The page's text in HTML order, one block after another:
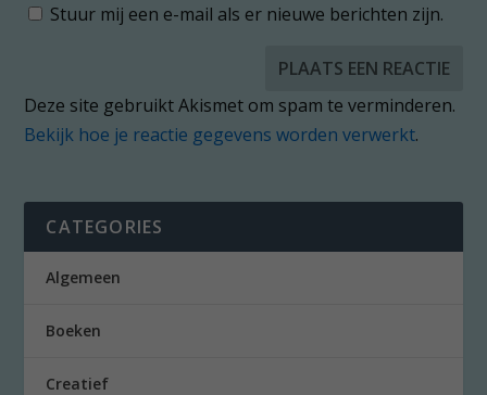
Stuur mij een e-mail als er nieuwe berichten zijn.
Deze site gebruikt Akismet om spam te verminderen.
Bekijk hoe je reactie gegevens worden verwerkt.
CATEGORIES
Algemeen
Boeken
Creatief